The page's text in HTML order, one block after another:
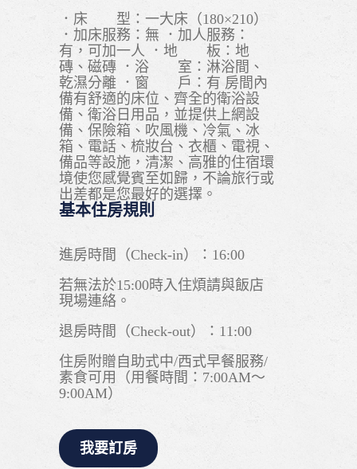
．床 型：一大床（180×210）
．加床服務：無 ．加人服務：
有，可加一人 ．地 板：地
磚、磁磚 ．浴 室：淋浴間、
乾濕分離 ．窗 戶：有 房間內
備有舒適的床位、齊全的衛浴設
備、衛浴日用品，並提供上網設
備、保險箱、吹風機、冷氣、冰
箱、電話、梳妝台、衣櫃、電視、
備品等設施，清潔、高雅的住宿環
境使您感覺賓至如歸，不論旅行或
出差都是您最好的選擇。
基本住房規則
進房時間（Check-in）：16:00
若無法於15:00時入住煩請與飯店
現場連絡。
退房時間（Check-out）：11:00
住房附贈自助式中/西式早餐服務/
素食可用（用餐時間：7:00AM～
9:00AM）
我要訂房